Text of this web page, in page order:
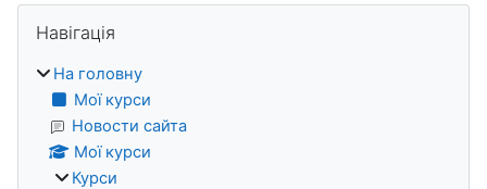
Блоки
Навігація
На головну
Мої курси
Новости сайта
Мої курси
Курси